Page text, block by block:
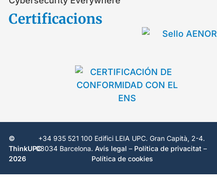
Certificacions
©
ThinkUPC
2026
+34 935 521 100 Edifici LEIA UPC. Gran Capità, 2-4.
08034 Barcelona.Avís legal – Política de privacitat –
Política de cookies